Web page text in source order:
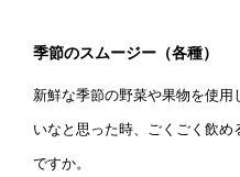
季節のスムージー（各種）
新鮮な季節の野菜や果物を使
いなと思った時、ごくごく飲
ですか。